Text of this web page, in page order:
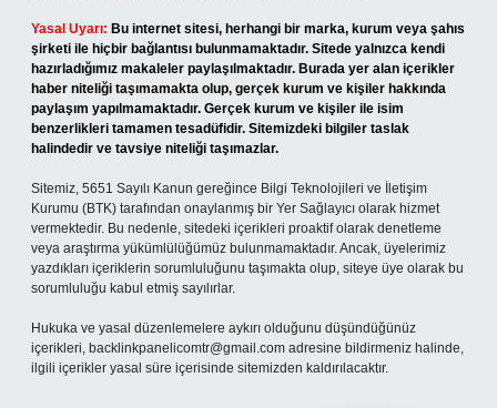
Yasal Uyarı: Bu internet sitesi, herhangi bir marka, kurum veya şahıs
şirketi ile hiçbir bağlantısı bulunmamaktadır. Sitede yalnızca kendi
hazırladığımız makaleler paylaşılmaktadır. Burada yer alan içerikler
haber niteliği taşımamakta olup, gerçek kurum ve kişiler hakkında
paylaşım yapılmamaktadır. Gerçek kurum ve kişiler ile isim
benzerlikleri tamamen tesadüfidir. Sitemizdeki bilgiler taslak
halindedir ve tavsiye niteliği taşımazlar.
Sitemiz, 5651 Sayılı Kanun gereğince Bilgi Teknolojileri ve İletişim
Kurumu (BTK) tarafından onaylanmış bir Yer Sağlayıcı olarak hizmet
vermektedir. Bu nedenle, sitedeki içerikleri proaktif olarak denetleme
veya araştırma yükümlülüğümüz bulunmamaktadır. Ancak, üyelerimiz
yazdıkları içeriklerin sorumluluğunu taşımakta olup, siteye üye olarak bu
sorumluluğu kabul etmiş sayılırlar.
Hukuka ve yasal düzenlemelere aykırı olduğunu düşündüğünüz
içerikleri, backlinkpanelicomtr@gmail.com adresine bildirmeniz halinde,
ilgili içerikler yasal süre içerisinde sitemizden kaldırılacaktır.